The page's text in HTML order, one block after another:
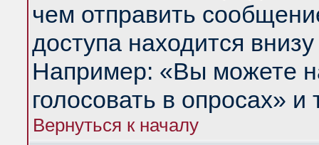
чем отправить
доступа находится
Например: «Вы можете
голосовать в опросах» и
Вернуться к началу